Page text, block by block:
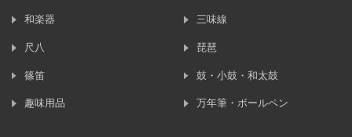
和楽器 三味線
尺八 琵琶
篠笛 鼓・小鼓・和太鼓
趣味用品 万年筆・ボールペン